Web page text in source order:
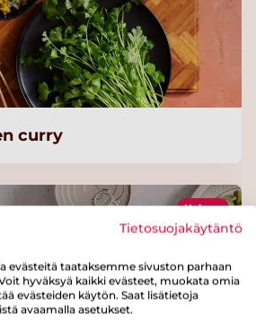
curry
Helppo
Tietosuojakäytäntö
evästeitä taataksemme sivuston parhaan
hyväksyä kaikki evästeet, muokata omia
evästeiden käytön. Saat lisätietoja
avaamalla asetukset.